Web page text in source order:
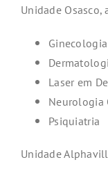
Unidade Osasco,
Laser em
Neurologia
Psiquiatria
Unidade